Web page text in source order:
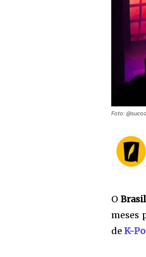
Foto:
O Brasil
meses
deK-